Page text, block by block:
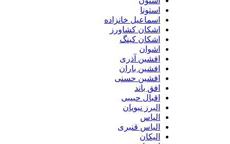
استونا
اسماعیل خانزاده
اشکان کشاورز
اشکان کینگ
اشوان
افشین آذری
افشین باران
افشین حسنی
افق باند
اقبال حبیبی
البرز نبویان
الیاس
الیاس قنبرى
الیکان